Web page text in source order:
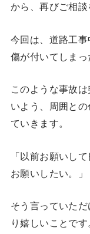
から、再びご相談
今回は、道路工
傷が付いてしまっ
このような事故
いよう、周囲と
ていきます。
「以前お願いし
お願いしたい。」
そう言っていた
り嬉しいことです